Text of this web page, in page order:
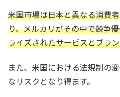
米国市場は日本と異なる消費
り、メルカリがその中で競争
ライズされたサービスとブラ
また、米国における法規制の
なリスクとなり得ます。